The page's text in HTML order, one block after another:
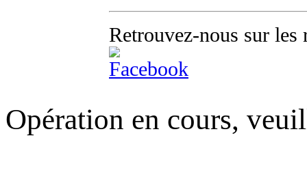
Retrouvez-nous sur les
Opération en cours,